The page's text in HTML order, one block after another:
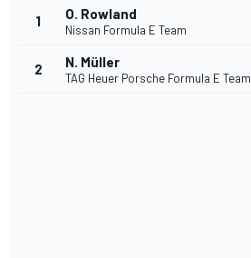
1 O. Rowland
Nissan Formula E Team
2 N. Müller
TAG Heuer Porsche Formula E Team